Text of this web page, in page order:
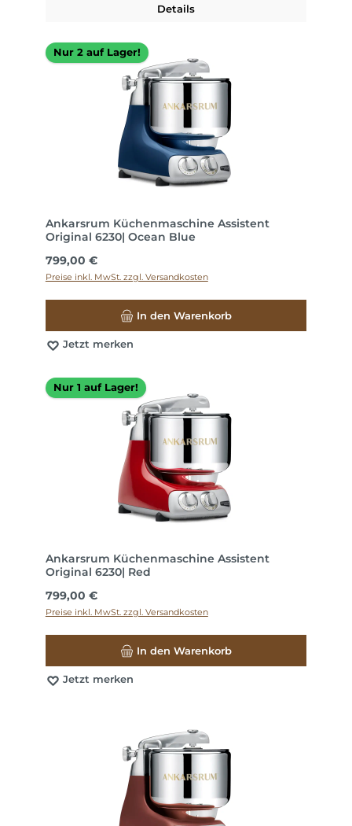
Details
Nur 2 auf Lager!
Ankarsrum Küchenmaschine Assistent
Original 6230| Ocean Blue
Regulärer Preis:
799,00 €
Preise inkl. MwSt. zzgl. Versandkosten
In den Warenkorb
Jetzt merken
Nur 1 auf Lager!
Ankarsrum Küchenmaschine Assistent
Original 6230| Red
Regulärer Preis:
799,00 €
Preise inkl. MwSt. zzgl. Versandkosten
In den Warenkorb
Jetzt merken